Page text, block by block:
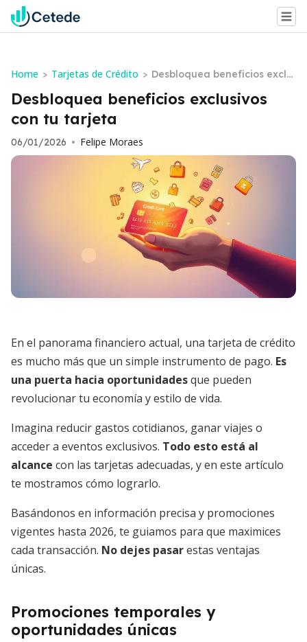
Home > Tarjetas de Crédito > Desbloquea beneficios exclu
sivos con tu tarjeta
Desbloquea beneficios exclusivos
con tu tarjeta
06/01/2026 • Felipe Moraes
En el panorama financiero actual, una tarjeta de crédito
es mucho más que un simple instrumento de pago. Es
una puerta hacia oportunidadesque pueden
revolucionar tu economía y estilo de vida.
Imagina reducir gastos cotidianos, ganar viajes o
acceder a eventos exclusivos. Todo esto está al
alcance con las tarjetas adecuadas, y en este artículo
te mostramos cómo lograrlo.
Basándonos en información precisa y promociones
vigentes hasta 2026, te guiamos para que maximices
cada transacción. No dejes pasarestas ventajas
únicas.
Promociones temporales y
oportunidades únicas